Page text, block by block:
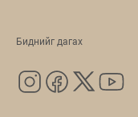
Биднийг дагах